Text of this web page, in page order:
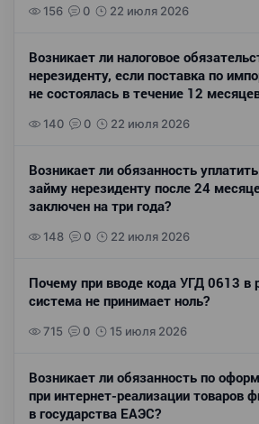
156 0 22 июля 2026
Возникает ли налоговое
нерезиденту, если поставка по
не состоялась в течение 12
140 0 22 июля 2026
Возникает ли обязанность
займу нерезиденту после 24
заключен на три года?
148 0 22 июля 2026
Почему при вводе кода УГД 0613 в
система не принимает ноль?
715 0 15 июля 2026
Возникает ли обязанность по
при интернет-реализации товаров
в государства ЕАЭС?